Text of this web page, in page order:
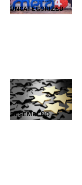
UNCATEGORIZED
DESEMPEÑO